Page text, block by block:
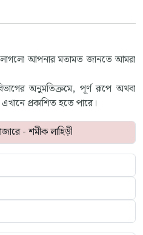
লাগলো আপনার মতামত জানতে আমরা
অনুমতিক্রমে, পূর্ণ রূপে অথবা
প্রকাশিত হতে পারে।